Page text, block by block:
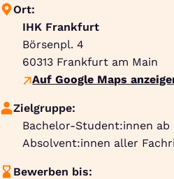
Ort:
IHK Frankfurt
Börsenpl. 4
60313 Frankfurt am Main
Auf Google Maps
Zielgruppe:
Bachelor-Student:innen ab
Absolvent:innen aller
Bewerben bis: